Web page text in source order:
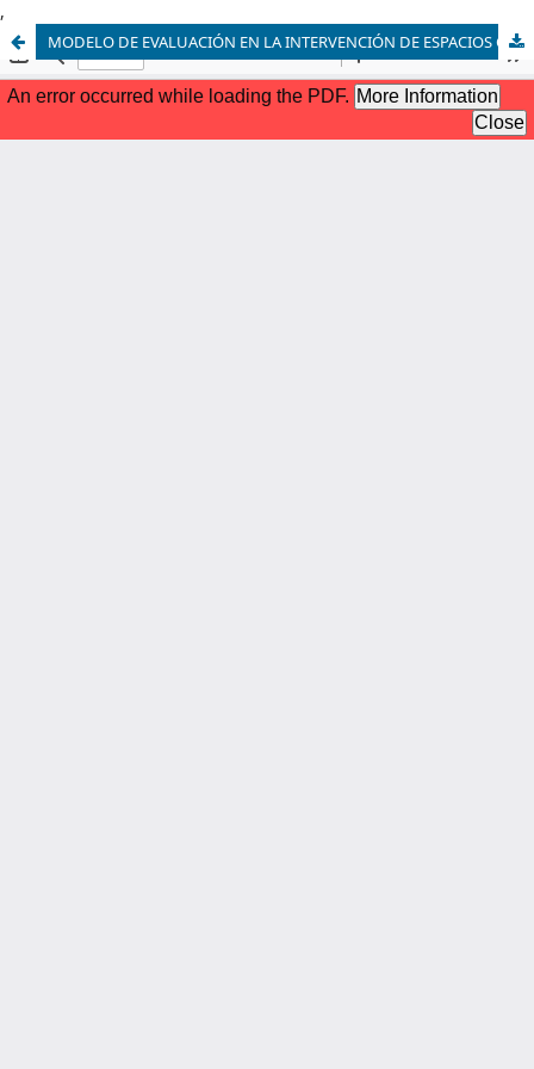
,
MODELO DE EVALUACIÓN EN LA INTERVENCIÓN DE ESPACIOS COMERCIALES, BAJO CRITERIOS DE CONSTRUCCIÓN SUSTENTABLE